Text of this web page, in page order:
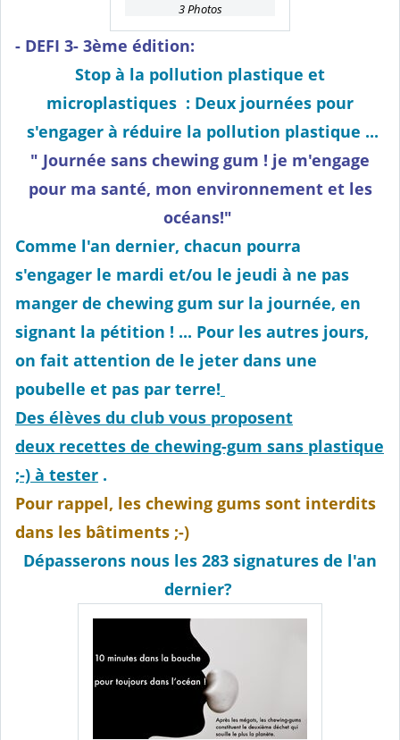
3 Photos
- DEFI 3- 3ème édition:
Stop à la pollution plastique et
microplastiques : Deux journées pour
s'engager à réduire la pollution plastique ...
" Journée sans chewing gum ! je m'engage
pour ma santé, mon environnement et les
océans!"
Comme l'an dernier, chacun pourra
s'engager le mardi et/ou le jeudi à ne pas
manger de chewing gum sur la journée, en
signant la pétition ! ... Pour les autres jours,
on fait attention de le jeter dans une
poubelle et pas par terre!
Des élèves du club vous proposent
deux recettes de chewing-gum sans plastique
;-) à tester .
Pour rappel, les chewing gums sont interdits
dans les bâtiments ;-)
Dépasserons nous les 283 signatures de l'an
dernier?